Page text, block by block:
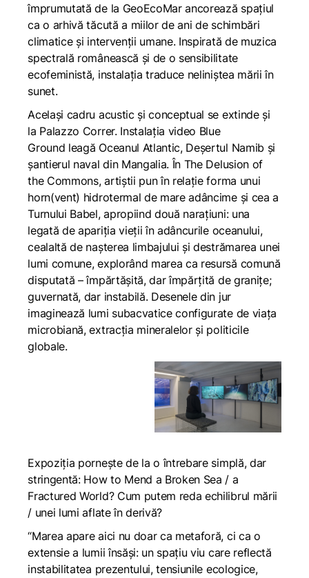
împrumutată de la GeoEcoMar ancorează spațiul
ca o arhivă tăcută a miilor de ani de schimbări
climatice și intervenții umane. Inspirată de muzica
spectrală românească și de o sensibilitate
ecofeministă, instalația traduce neliniștea mării în
sunet.
Același cadru acustic și conceptual se extinde și
la Palazzo Correr. Instalația video Blue
Ground leagă Oceanul Atlantic, Deșertul Namib și
șantierul naval din Mangalia. În The Delusion of
the Commons, artiștii pun în relație forma unui
horn(vent) hidrotermal de mare adâncime și cea a
Turnului Babel, apropiind două narațiuni: una
legată de apariția vieții în adâncurile oceanului,
cealaltă de nașterea limbajului și destrămarea unei
lumi comune, explorând marea ca resursă comună
disputată – împărtășită, dar împărțită de granițe;
guvernată, dar instabilă. Desenele din jur
imaginează lumi subacvatice configurate de viața
microbiană, extracția mineralelor și politicile
globale.
Expoziția pornește de la o întrebare simplă, dar
stringentă: How to Mend a Broken Sea / a
Fractured World? Cum putem reda echilibrul mării
/ unei lumi aflate în derivă?
“Marea apare aici nu doar ca metaforă, ci ca o
extensie a lumii însăși: un spațiu viu care reflectă
instabilitatea prezentului, tensiunile ecologice,